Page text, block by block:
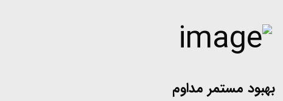
بهبود مستمر مداوم